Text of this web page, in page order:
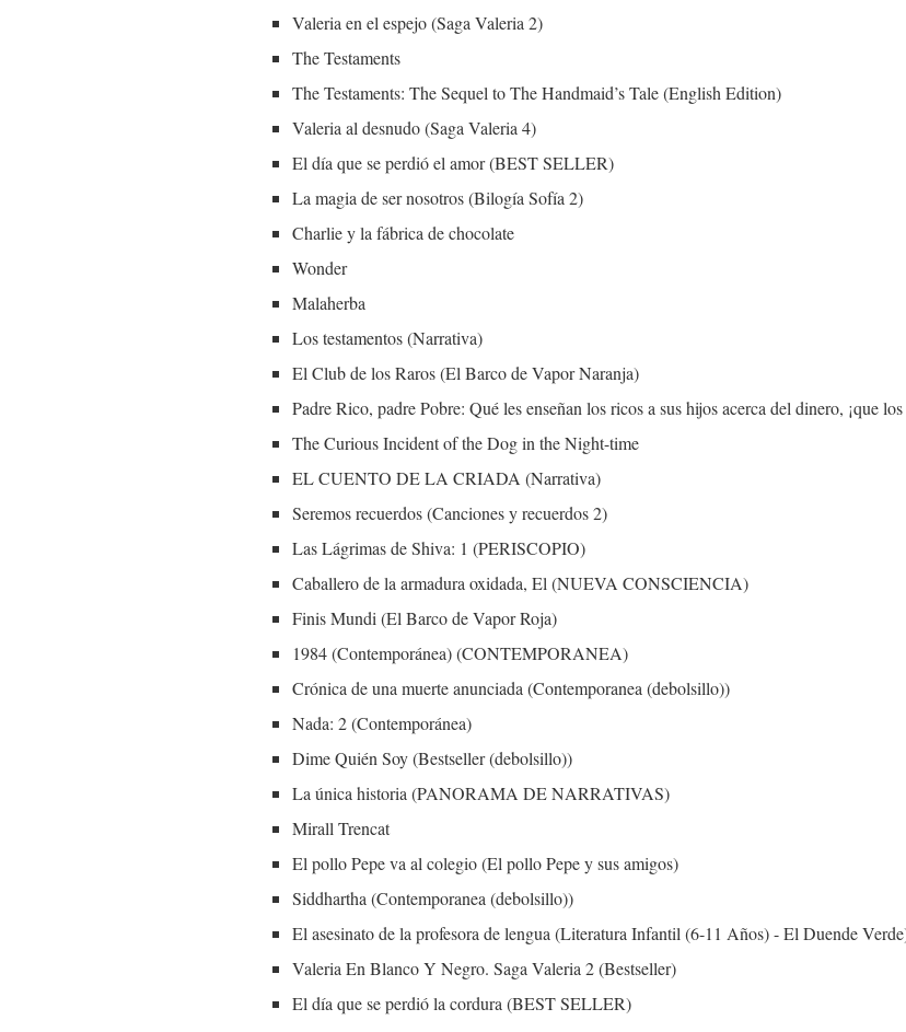
Valeria en el espejo (Saga Valeria 2)
The Testaments
The Testaments: The Sequel to The Handmaid’s Tale (English Edition)
Valeria al desnudo (Saga Valeria 4)
El día que se perdió el amor (BEST SELLER)
La magia de ser nosotros (Bilogía Sofía 2)
Charlie y la fábrica de chocolate
Wonder
Malaherba
Los testamentos (Narrativa)
El Club de los Raros (El Barco de Vapor Naranja)
Padre Rico, padre Pobre: Qué les enseñan los ricos a sus hijos acerca del dinero, ¡que
The Curious Incident of the Dog in the Night-time
EL CUENTO DE LA CRIADA (Narrativa)
Seremos recuerdos (Canciones y recuerdos 2)
Las Lágrimas de Shiva: 1 (PERISCOPIO)
Caballero de la armadura oxidada, El (NUEVA CONSCIENCIA)
Finis Mundi (El Barco de Vapor Roja)
1984 (Contemporánea) (CONTEMPORANEA)
Crónica de una muerte anunciada (Contemporanea (debolsillo))
Nada: 2 (Contemporánea)
Dime Quién Soy (Bestseller (debolsillo))
La única historia (PANORAMA DE NARRATIVAS)
Mirall Trencat
El pollo Pepe va al colegio (El pollo Pepe y sus amigos)
Siddhartha (Contemporanea (debolsillo))
El asesinato de la profesora de lengua (Literatura Infantil (6-11 Años) - El Duende
Valeria En Blanco Y Negro. Saga Valeria 2 (Bestseller)
El día que se perdió la cordura (BEST SELLER)